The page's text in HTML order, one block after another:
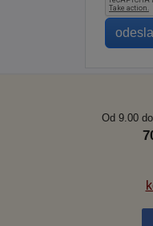
Od 9.00